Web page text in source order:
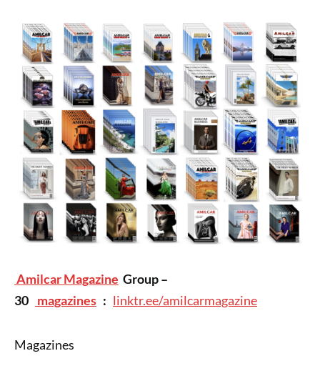
Amilcar Magazine Group –
30
magazines : linktr.ee/amilcarmagazine
Magazines